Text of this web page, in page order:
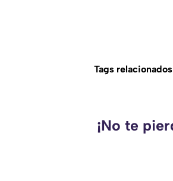
Tags relacionados
¡No te